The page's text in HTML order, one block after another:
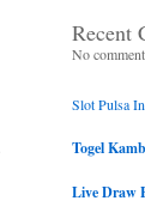
Recent
No
Slot Pulsa
Togel
Live Draw